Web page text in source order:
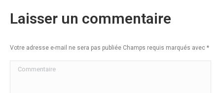
Laisser un commentaire
Votre adresse e-mail ne sera pas publiée Champs requis marqués avec *
Commentaire